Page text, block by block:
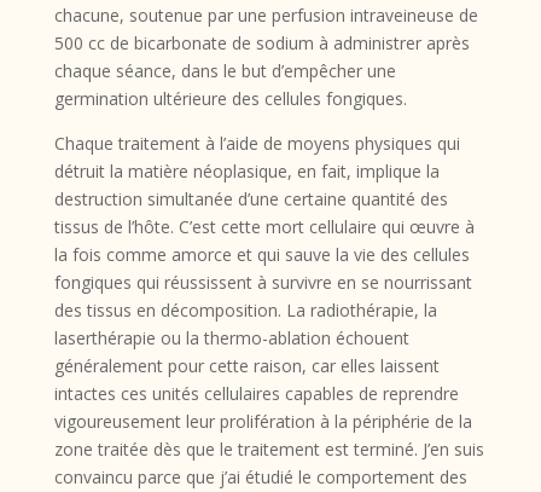
chacune, soutenue par une perfusion intraveineuse de
500 cc de bicarbonate de sodium à administrer après
chaque séance, dans le but d’empêcher une
germination ultérieure des cellules fongiques.
Chaque traitement à l’aide de moyens physiques qui
détruit la matière néoplasique, en fait, implique la
destruction simultanée d’une certaine quantité des
tissus de l’hôte. C’est cette mort cellulaire qui œuvre à
la fois comme amorce et qui sauve la vie des cellules
fongiques qui réussissent à survivre en se nourrissant
des tissus en décomposition. La radiothérapie, la
laserthérapie ou la thermo-ablation échouent
généralement pour cette raison, car elles laissent
intactes ces unités cellulaires capables de reprendre
vigoureusement leur prolifération à la périphérie de la
zone traitée dès que le traitement est terminé. J’en suis
convaincu parce que j’ai étudié le comportement des